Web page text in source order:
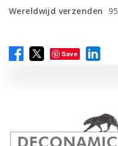
Wereldwijd verzenden
95
Save